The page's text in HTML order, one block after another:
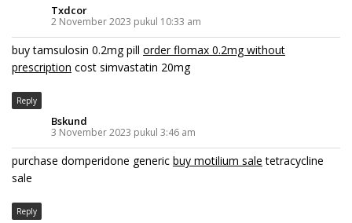
Txdcor
2 November 2023 pukul 10:33 am
buy tamsulosin 0.2mg pill order flomax 0.2mg without
prescription cost simvastatin 20mg
Reply
Bskund
3 November 2023 pukul 3:46 am
purchase domperidone generic buy motilium sale tetracycline
sale
Reply